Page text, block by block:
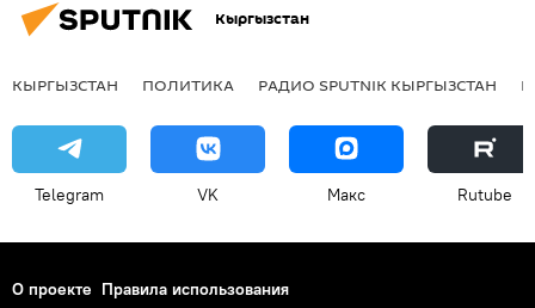
Кыргызстан
КЫРГЫЗСТАН ПОЛИТИКА РАДИО SPUTNIK КЫРГЫЗСТАН
Telegram VK Макс Rutube
О проекте Правила использования